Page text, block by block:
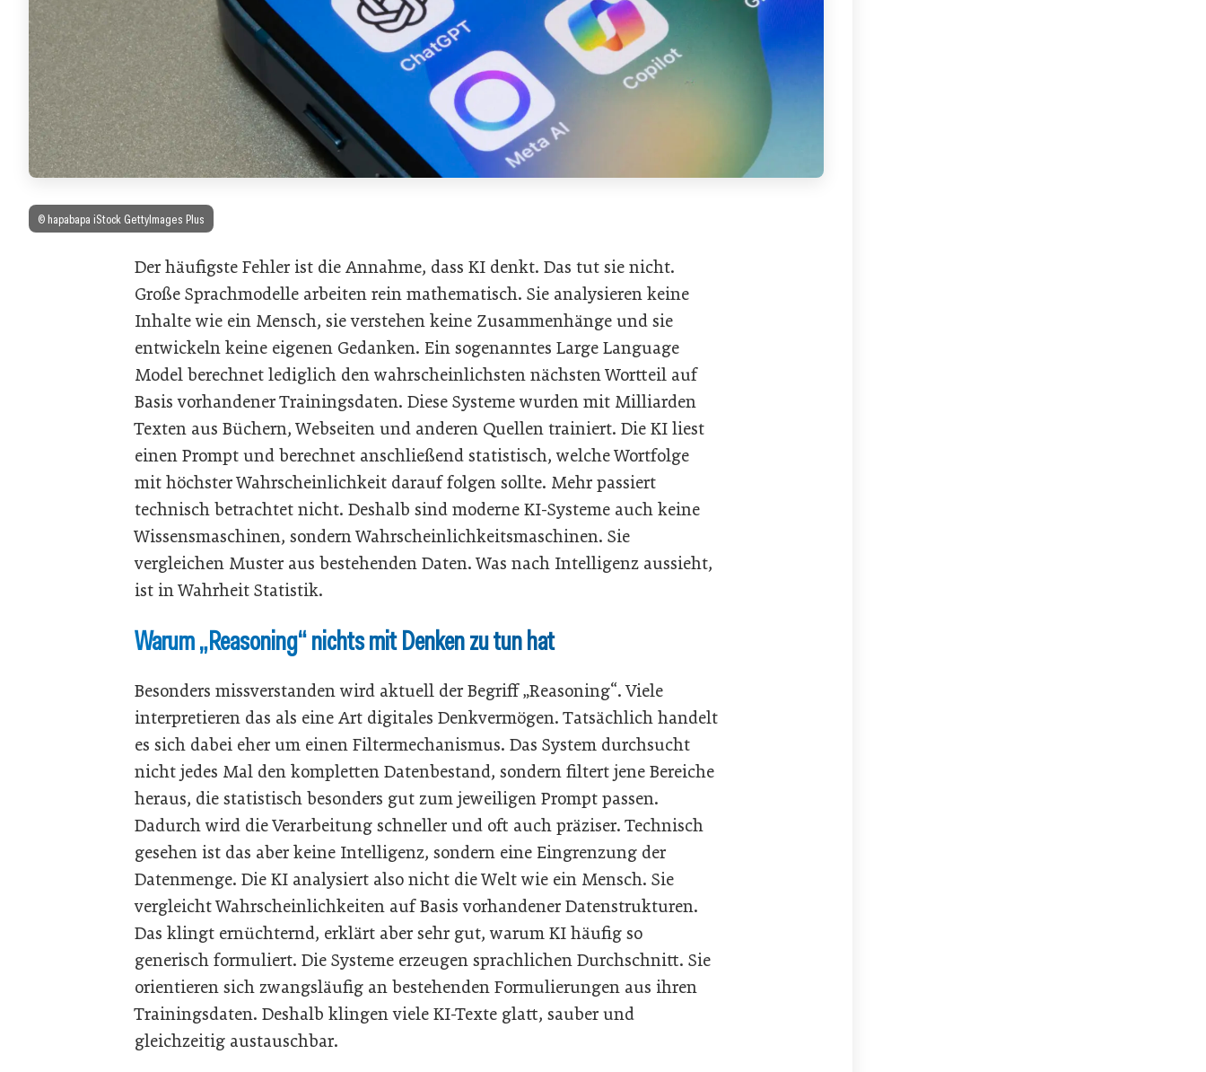
© hapabapa iStock GettyImages Plus
Der häufigste Fehler ist die Annahme, dass KI denkt. Das tut sie nicht.
Große Sprachmodelle arbeiten rein mathematisch. Sie analysieren keine
Inhalte wie ein Mensch, sie verstehen keine Zusammenhänge und sie
entwickeln keine eigenen Gedanken. Ein sogenanntes Large Language
Model berechnet lediglich den wahrscheinlichsten nächsten Wortteil auf
Basis vorhandener Trainingsdaten. Diese Systeme wurden mit Milliarden
Texten aus Büchern, Webseiten und anderen Quellen trainiert. Die KI liest
einen Prompt und berechnet anschließend statistisch, welche Wortfolge
mit höchster Wahrscheinlichkeit darauf folgen sollte. Mehr passiert
technisch betrachtet nicht. Deshalb sind moderne KI-Systeme auch keine
Wissensmaschinen, sondern Wahrscheinlichkeitsmaschinen. Sie
vergleichen Muster aus bestehenden Daten. Was nach Intelligenz aussieht,
ist in Wahrheit Statistik.
Warum „Reasoning“ nichts mit Denken zu tun hat
Besonders missverstanden wird aktuell der Begriff „Reasoning“. Viele
interpretieren das als eine Art digitales Denkvermögen. Tatsächlich handelt
es sich dabei eher um einen Filtermechanismus. Das System durchsucht
nicht jedes Mal den kompletten Datenbestand, sondern filtert jene Bereiche
heraus, die statistisch besonders gut zum jeweiligen Prompt passen.
Dadurch wird die Verarbeitung schneller und oft auch präziser. Technisch
gesehen ist das aber keine Intelligenz, sondern eine Eingrenzung der
Datenmenge. Die KI analysiert also nicht die Welt wie ein Mensch. Sie
vergleicht Wahrscheinlichkeiten auf Basis vorhandener Datenstrukturen.
Das klingt ernüchternd, erklärt aber sehr gut, warum KI häufig so
generisch formuliert. Die Systeme erzeugen sprachlichen Durchschnitt. Sie
orientieren sich zwangsläufig an bestehenden Formulierungen aus ihren
Trainingsdaten. Deshalb klingen viele KI-Texte glatt, sauber und
gleichzeitig austauschbar.